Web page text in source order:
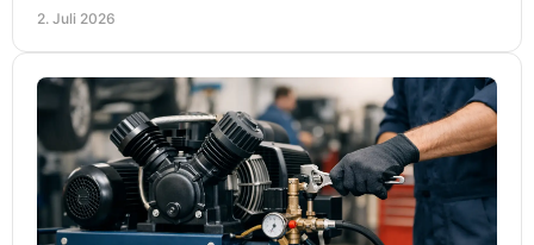
2. Juli 2026